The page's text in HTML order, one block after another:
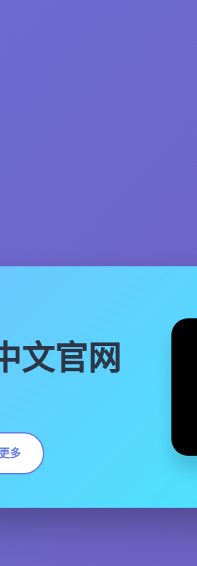
文官网
多